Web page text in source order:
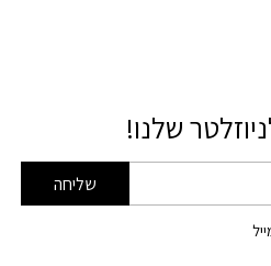
שלנו!
שליחה